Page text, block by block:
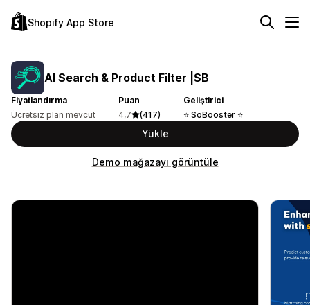
Shopify App Store
AI Search & Product Filter |SB
Fiyatlandırma
Ücretsiz plan mevcut
Puan
4,7
(417)
Geliştirici
⭐ SoBooster ⭐
Yükle
Demo mağazayı görüntüle